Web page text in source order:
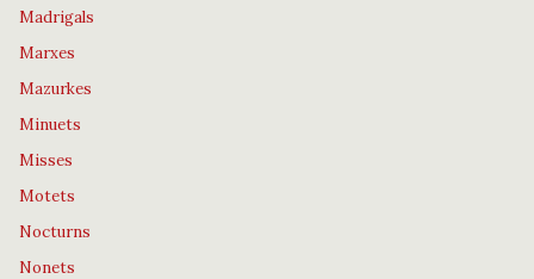
Madrigals
Marxes
Mazurkes
Minuets
Misses
Motets
Nocturns
Nonets